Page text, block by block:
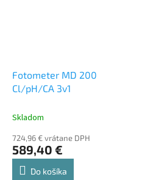
Fotometer MD 200
Cl/pH/CA 3v1
Skladom
724,96 € vrátane DPH
589,40 €
Do košíka